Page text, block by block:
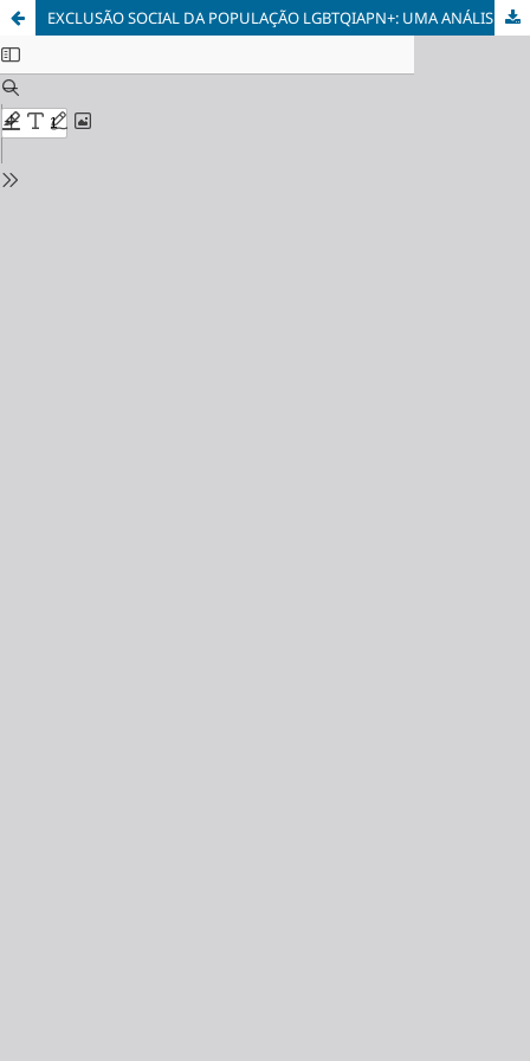
EXCLUSÃO SOCIAL DA POPULAÇÃO LGBTQIAPN+: UMA ANÁLISE DOS CONCEITOS DE POVO E ANTIPOVO NA RETÓRICA POPULISTA